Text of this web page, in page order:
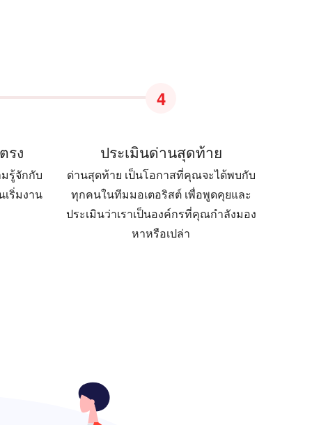
รง
รู้จักกับ
ริ่มงาน
4
ประเมินด่านสุดท้าย
ด่านสุดท้าย เป็นโอกาสที่คุณจะได้พบกับ
ทุกคนในทีมมอเตอริสต์ เพื่อพูดคุยและ
ประเมินว่าเราเป็นองค์กรที่คุณกำลังมอง
หาหรือเปล่า